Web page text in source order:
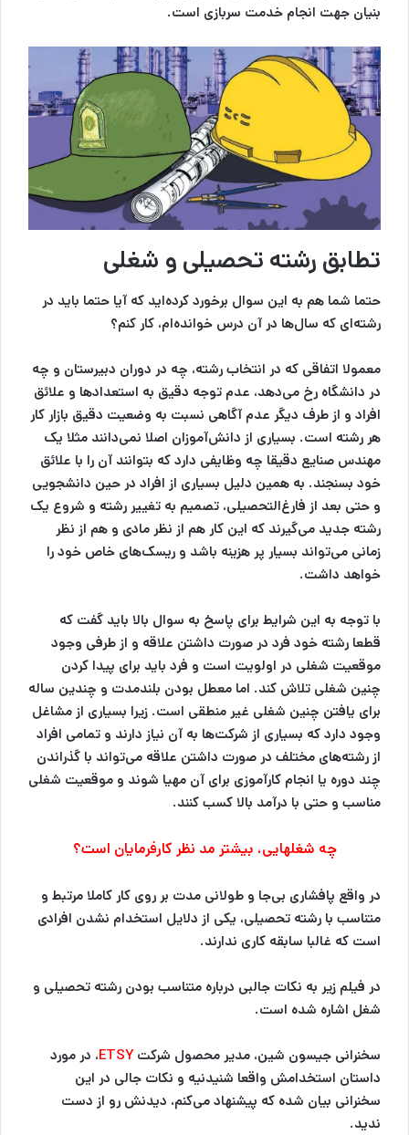
بنیان جهت انجام خدمت سربازی است.
تطابق رشته تحصیلی و شغلی
حتما شما هم به این سوال برخورد کرده‌اید که آیا حتما باید در
رشته‌ای که سال‌ها در آن درس خوانده‌ام، کار کنم؟
معمولا اتفاقی که در انتخاب رشته، چه در دوران دبیرستان و چه
در دانشگاه رخ می‌دهد، عدم توجه دقیق به استعدادها و علائق
افراد و از طرف دیگر عدم آگاهی نسبت به وضعیت دقیق بازار کار
هر رشته است. بسیاری از دانش‌آموزان اصلا نمی‌دانند مثلا یک
مهندس صنایع دقیقا چه وظایفی دارد که بتوانند آن را با علائق
خود بسنجند. به همین دلیل بسیاری از افراد در حین دانشجویی
و حتی بعد از فارغ‌التحصیلی، تصمیم به تغییر رشته و شروع یک
رشته جدید می‌گیرند که این کار هم از نظر مادی و هم از نظر
زمانی می‌تواند بسیار پر هزینه باشد و ریسک‌های خاص خود را
خواهد داشت.
با توجه به این شرایط برای پاسخ به سوال بالا باید گفت که
قطعا رشته خود فرد در صورت داشتن علاقه و از طرفی وجود
موقعیت شغلی در اولویت است و فرد باید برای پیدا کردن
چنین شغلی تلاش کند. اما معطل بودن بلندمدت و چندین ساله
برای یافتن چنین شغلی غیر منطقی است. زیرا بسیاری از مشاغل
وجود دارد که بسیاری از شرکت‌ها به آن نیاز دارند و تمامی افراد
از رشته‌های مختلف در صورت داشتن علاقه می‌تواند با گذراندن
چند دوره یا انجام کارآموزی برای آن مهیا شوند و موقعیت شغلی
مناسب و حتی با درآمد بالا کسب کنند.
چه شغلهایی، بیشتر مد نظر کارفرمایان است؟
در واقع پافشاری بی‌جا و طولانی مدت بر روی کار کاملا مرتبط و
متناسب با رشته تحصیلی، یکی از دلایل استخدام نشدن افرادی
است که غالبا سابقه کاری ندارند.
در فیلم زیر به نکات جالبی درباره متناسب بودن رشته تحصیلی و
شغل اشاره شده است.
سخنرانی جیسون شین، مدیر محصول شرکتETSY، در مورد
داستان استخدامش واقعا شنیدنیه و نکات جالی در این
سخنرانی بیان شده که پیشنهاد می‌کنم، دیدنش رو از دست
ندید.